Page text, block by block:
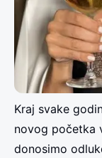
Kraj svake
novog početka
donosimo